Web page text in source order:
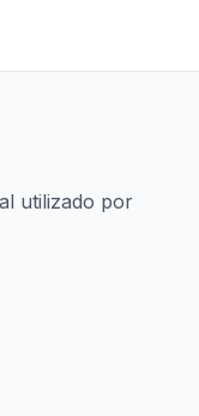
utilizado por